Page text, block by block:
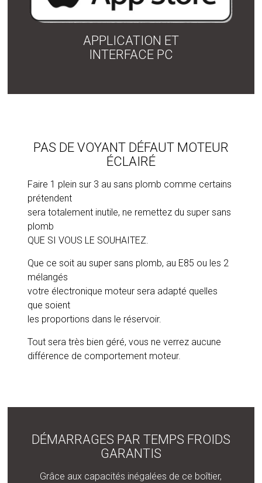
APPLICATION ET
INTERFACE PC
PAS DE VOYANT DÉFAUT MOTEUR
ÉCLAIRÉ
Faire 1 plein sur 3 au sans plomb comme certains
prétendent
sera totalement inutile, ne remettez du super sans
plomb
QUE SI VOUS LE SOUHAITEZ.
Que ce soit au super sans plomb, au E85 ou les 2
mélangés
votre électronique moteur sera adapté quelles
que soient
les proportions dans le réservoir.
Tout sera très bien géré, vous ne verrez aucune
différence de comportement moteur.
DÉMARRAGES PAR TEMPS FROIDS
GARANTIS
Grâce aux capacités inégalées de ce boîtier,